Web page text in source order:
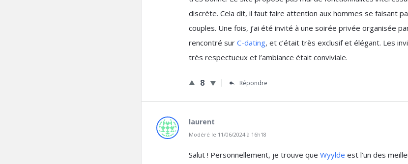
discrète. Cela dit, il faut faire attention aux hommes se faisant
couples. Une fois, j’ai été invité à une soirée privée organisée
rencontré sur C-dating, et c’était très exclusif et élégant. Les
très respectueux et l’ambiance était conviviale.
8 Répondre
laurent
Modéré le 11/06/2024 à 16h18
Salut ! Personnellement, je trouve que Wyylde est l’un des